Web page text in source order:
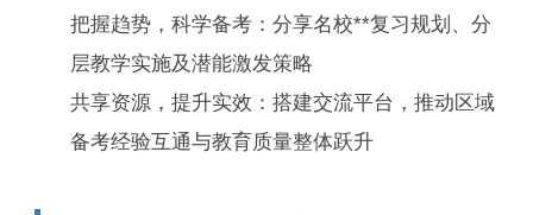
把握趋势，科学备考： 分享名校**复习规划、分
层教学实施及潜能激发策略
共享资源，提升实效： 搭建交流平台，推动区域
备考经验互通与教育质量整体跃升